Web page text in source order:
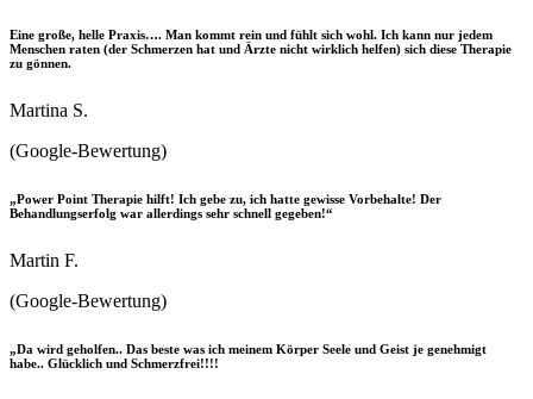
Eine große, helle Praxis…. Man kommt rein und fühlt sich wohl. Ich kann nur jedem
Menschen raten (der Schmerzen hat und Ärzte nicht wirklich helfen) sich diese Therapie
zu gönnen.
Martina S.
(Google-Bewertung)
„Power Point Therapie hilft! Ich gebe zu, ich hatte gewisse Vorbehalte! Der
Behandlungserfolg war allerdings sehr schnell gegeben!“
Martin F.
(Google-Bewertung)
„Da wird geholfen.. Das beste was ich meinem Körper Seele und Geist je genehmigt
habe.. Glücklich und Schmerzfrei!!!!